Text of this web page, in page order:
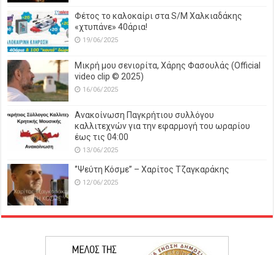
Φέτος το καλοκαίρι στα S/M Χαλκιαδάκης
«χτυπάνε» 40άρια!
19/06/2025
Μικρή μου σενιορίτα, Χάρης Φασουλάς (Official
video clip © 2025)
16/06/2025
Ανακοίνωση Παγκρήτιου συλλόγου
καλλιτεχνών για την εφαρμογή του ωραρίου
έως τις 04:00
13/06/2025
‘’Ψεύτη Κόσμε’’ – Χαρίτος Τζαγκαράκης
12/06/2025